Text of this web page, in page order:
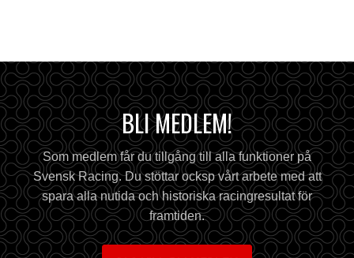
BLI MEDLEM!
Som medlem får du tillgång till alla funktioner på
Svensk Racing. Du stöttar ocksp vårt arbete med att
spara alla nutida och historiska racingresultat för
framtiden.